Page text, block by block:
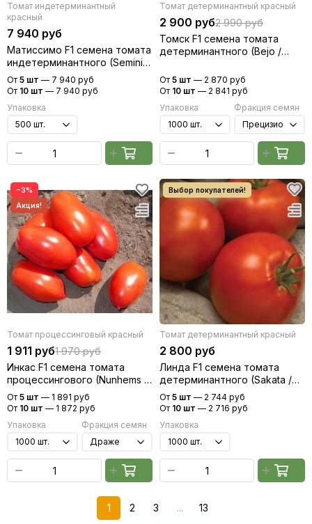
Томат индетерминантный
красный
7 940 руб
Матиссимо F1 семена томата
индетерминантного (Seminis
/ Семинис)
От 5 шт — 7 940 руб
От 10 шт — 7 940 руб
Упаковка
Томат детерминантный красный
2 900 руб2 990 руб
Томск F1 семена томата
детерминантного (Bejo /
От 5 шт — 2 870 руб
От 10 шт — 2 841 руб
Упаковка
Фракция семян
−3%
Томат процессинговый красный
1 911 руб1 970 руб
Инкас F1 семена томата
процессингового (Nunhems /
Нюнемс)
От 5 шт — 1 891 руб
От 10 шт — 1 872 руб
Упаковка
Фракция семян
Томат детерминантный красный
2 800 руб
Линда F1 семена томата
детерминантного (Sakata /
Саката)
От 5 шт — 2 744 руб
От 10 шт — 2 716 руб
Упаковка
1 2 3 ... 13